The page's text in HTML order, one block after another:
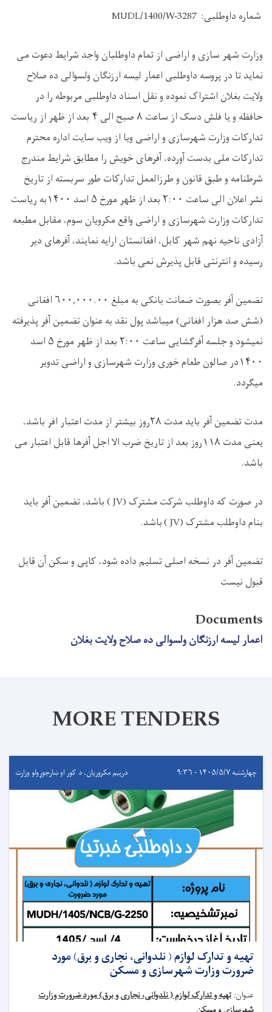
شماره داوطلبی: MUDL/1400/W-3287
وزارت شهر سازی و اراضی از تمام داوطلبان واجد شرایط دعوت می
نماید تا در پروسه داوطلبی اعمار لیسه ارزنگان ولسوالی ده صلاح
ولایت بغلان اشتراک نموده و نقل اسناد داوطلبی مربوطه را در
حافظه و یا فلش دسک از ساعت ۸ صبح الی ۴ بعد از ظهر از ریاست
تدارکات وزارت شهرسازی و اراضی ویا از ویب سایت اداره محترم
تدارکات ملی بدست آورده، آفرهای خویش را مطابق شرایط مندرج
شرطنامه و طبق قانون و طرزالعمل تدارکات طور سربسته از تاریخ
نشر اعلان الی ساعت ۲:۰۰ بعد از ظهر مورخ ۵ اسد ۱۴۰۰به ریاست
تدارکات وزارت شهرسازی و اراضی واقع مکرویان سوم، مقابل مطبعه
آزادی ناحیه نهم شهر کابل، افغانستان ارایه نمایند، آفرهای دیر
رسیده و انترنتی قابل پذیرش نمی باشد.
تضمین آفر بصورت ضمانت بانکی به مبلغ ۶۰۰,۰۰۰.۰۰ افغانی
(شش صد هزار افغانی) میباشد پول نقد به عنوان تضمین آفر پذیرفته
نمیشود و جلسه آفرگشایی ساعت ۲:۰۰ بعد از ظهر مورخ ۵ اسد
۱۴۰۰در صالون طعام خوری وزارت شهرسازی و اراضی تدویر
میگردد.
مدت تضمین آفر باید مدت ۲۸روز بیشتر از مدت اعتبار افر باشد،
یعنی مدت ۱۱۸روز بعد از تاریخ ضرب الا اجل آفرها قابل اعتبار می
باشد.
در صورت که داوطلب شرکت مشترک ( JV)باشد، تضمین آفر باید
بنام داوطلب مشترک ( JV)باشد.
تضمین آفر در نسخه اصلی تسلیم داده شود، کاپی وسکن آن قابل
قبول نیست
Documents
اعمار لیسه ارزنگان ولسوالی ده صلاح ولایت بغلان
MORE TENDERS
چهارشنبه ۱۴۰۵/۵/۷ - ۹:۳۶ درېيم مکروریان، د کور او ښارجوړولو وزارت
تهیه و تدارک لوازم ( نلدوانی، نجاری و برق) مورد
ضرورت وزارت شهرسازی و مسکن
عنوان:تهیه و تدارک لوازم ( نلدوانی، نجاری و برق) مورد ضرورت وزارت